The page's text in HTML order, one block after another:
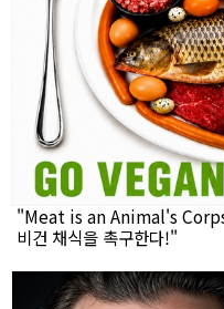
"Meat is an Animal's
비건 채식을 촉구한다!"